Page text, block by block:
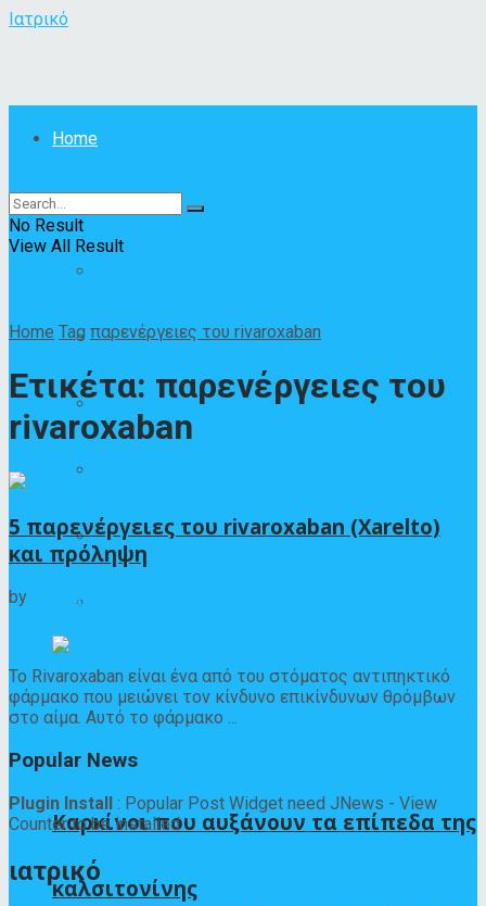
Ιατρικό
Home
Ασθένειες
Άλλες ασθένειες
Δερματικές ασθένειες
Λοιμώδεις και παρασιτικές ασθένειες
Καρκίνοι που αυξάνουν τα επίπεδα της
καλσιτονίνης
No Result
View All Result
Home Tag παρενέργειες του rivaroxaban
Ετικέτα: παρενέργειες του
rivaroxaban
5 παρενέργειες του rivaroxaban (Xarelto)
και πρόληψη
by
Δρ. Βασίλειος Μανιατόπουλος
Το Rivaroxaban είναι ένα από του στόματος αντιπηκτικό
φάρμακο που μειώνει τον κίνδυνο επικίνδυνων θρόμβων
στο αίμα. Αυτό το φάρμακο ...
Popular News
Plugin Install : Popular Post Widget need JNews - View
Counter to be installed
ιατρικό